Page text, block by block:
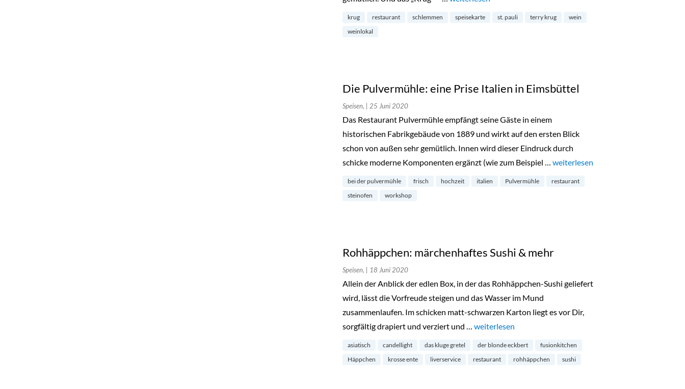
krug restaurant schlemmen speisekarte st. pauli terry krug
wein
weinlokal
Die Pulvermühle: eine Prise Italien in Eimsbüttel
Speisen, | 25 Juni 2020
Das Restaurant Pulvermühle empfängt seine Gäste in einem
historischen Fabrikgebäude von 1889 und wirkt auf den ersten Blick
schon von außen sehr gemütlich. Innen wird dieser Eindruck durch
schicke moderne Komponenten ergänzt (wie zum Beispiel … „Die Pulvermühle: eine Prise Italien
weiterlesen
bei der pulvermühle frisch hochzeit italien Pulvermühle
restaurant
steinofen
workshop
Rohhäppchen: märchenhaftes Sushi & mehr
Speisen, | 18 Juni 2020
Allein der Anblick der edlen Box, in der das Rohhäppchen-Sushi geliefert
wird, lässt die Vorfreude steigen und das Wasser im Mund
zusammenlaufen. Im schicken matt-schwarzen Karton liegt es vor Dir,
sorgfältig drapiert und verziert und … „Rohhäppchen: märchenhaftes Sushi & mehr“
weiterlesen
asiatisch candellight das kluge gretel der blonde eckbert
fusionkitchen
Häppchen
krosse ente liverservice restaurant rohhäppchen sushi